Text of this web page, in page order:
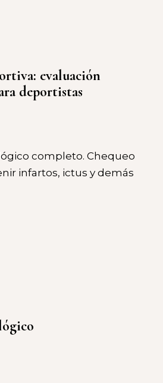
evaluación
deportistas